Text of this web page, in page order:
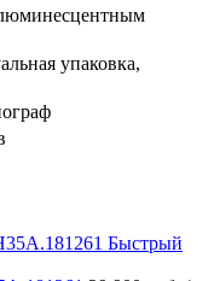
упаковка,
Быстрый